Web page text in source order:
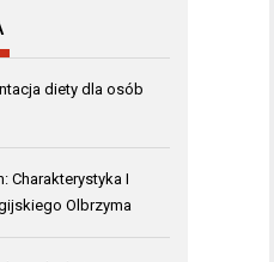
diety dla osób
Charakterystyka I
Olbrzyma